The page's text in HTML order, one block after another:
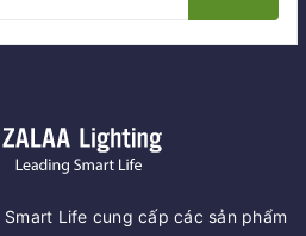
Life cung cấp các sản phẩm